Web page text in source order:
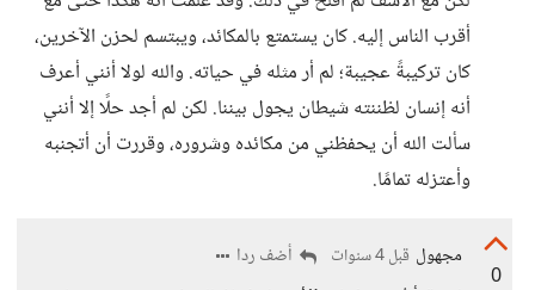
أقرب الناس إليه. كان يستمتع بالمكائد، ويبتسم لحزن الآخرين،
كان تركيبةً عجيبة؛ لم أر مثله في حياته. والله لولا أنني أعرف
أنه إنسان لظننته شيطان يجول بيننا. لكن لم أجد حلًا إلا أنني
سألت الله أن يحفظني من مكائده وشروره، وقررت أن أتجنبه
وأعتزله تمامًا.
0
مجهول قبل 4 سنوات أضف ردا